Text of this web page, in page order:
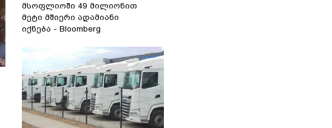
მსოფლიოში 49 მილიონით
მეტი მშიერი ადამიანი
იქნება - Bloomberg